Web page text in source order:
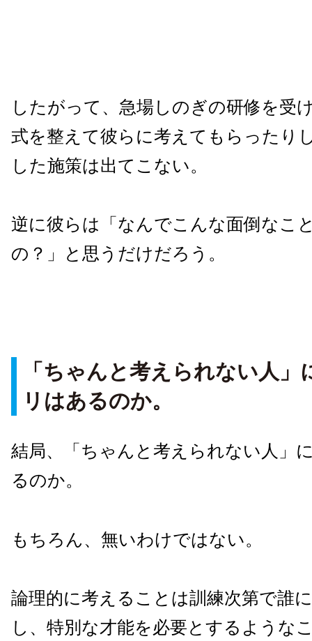
したがって、急場しのぎの研修を受
式を整えて彼らに考えてもらったり
した施策は出てこない。
逆に彼らは「なんでこんな面倒なこ
の？」と思うだけだろう。
「ちゃんと考えられない人
リはあるのか。
結局、「ちゃんと考えられない人」
るのか。
もちろん、無いわけではない。
論理的に考えることは訓練次第で誰
し、特別な才能を必要とするような